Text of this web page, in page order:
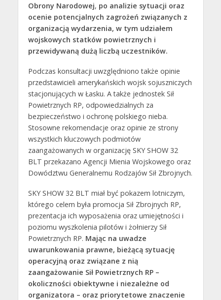
Obrony Narodowej, po analizie sytuacji oraz
ocenie potencjalnych zagrożeń związanych z
organizacją wydarzenia, w tym udziałem
wojskowych statków powietrznych i
przewidywaną dużą liczbą uczestników.
Podczas konsultacji uwzględniono także opinie
przedstawicieli amerykańskich wojsk sojuszniczych
stacjonujących w Łasku. A także jednostek Sił
Powietrznych RP, odpowiedzialnych za
bezpieczeństwo i ochronę polskiego nieba.
Stosowne rekomendacje oraz opinie ze strony
wszystkich kluczowych podmiotów
zaangażowanych w organizację SKY SHOW 32
BLT przekazano Agencji Mienia Wojskowego oraz
Dowództwu Generalnemu Rodzajów Sił Zbrojnych.
SKY SHOW 32 BLT miał być pokazem lotniczym,
którego celem była promocja Sił Zbrojnych RP,
prezentacja ich wyposażenia oraz umiejętności i
poziomu wyszkolenia pilotów i żołnierzy Sił
Powietrznych RP. Mając na uwadze
uwarunkowania prawne, bieżącą sytuację
operacyjną oraz związane z nią
zaangażowanie Sił Powietrznych RP –
okoliczności obiektywne i niezależne od
organizatora – oraz priorytetowe znaczenie